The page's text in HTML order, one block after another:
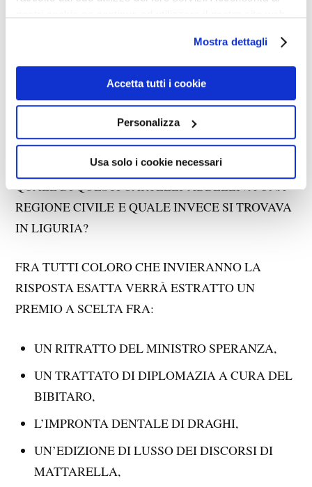
Mostra dettagli
Accetta tutti i cookie
Personalizza
Usa solo i cookie necessari
DOMANDA:
QUALE DI QUESTI CARTELLI ABBELLIVA UNA
REGIONE CIVILE E QUALE INVECE SI TROVAVA
IN LIGURIA?
FRA TUTTI COLORO CHE INVIERANNO LA
RISPOSTA ESATTA VERRÀ ESTRATTO UN
PREMIO A SCELTA FRA:
UN RITRATTO DEL MINISTRO SPERANZA,
UN TRATTATO DI DIPLOMAZIA A CURA DEL
BIBITARO,
L’IMPRONTA DENTALE DI DRAGHI,
UN’EDIZIONE DI LUSSO DEI DISCORSI DI
MATTARELLA,